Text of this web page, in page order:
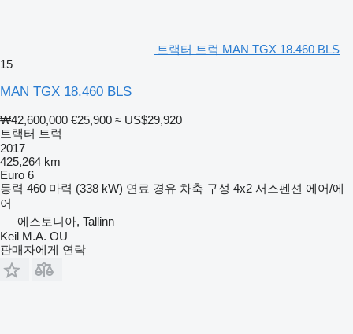
트랙터 트럭 MAN TGX 18.460 BLS
15
MAN TGX 18.460 BLS
₩42,600,000 €25,900 ≈ US$29,920
트랙터 트럭
2017
425,264 km
Euro 6
동력 460 마력 (338 kW) 연료 경유 차축 구성 4x2 서스펜션 에어/에
어
에스토니아, Tallinn
Keil M.A. OU
판매자에게 연락